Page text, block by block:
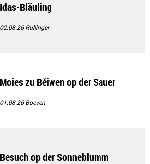
Idas-Bläuling
02.08.26Rullingen
Moies zu Béiwen op der Sauer
01.08.26Boeven
Besuch op der Sonneblumm